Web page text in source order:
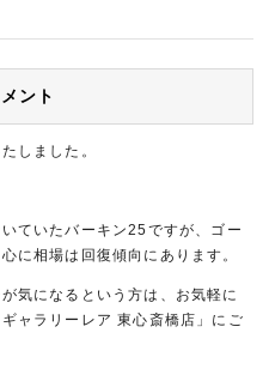
ント
しました。
ていたバーキン25ですが、ゴー
に相場は回復傾向にあります。
気になるという方は、お気軽に
ャラリーレア 東心斎橋店」にご